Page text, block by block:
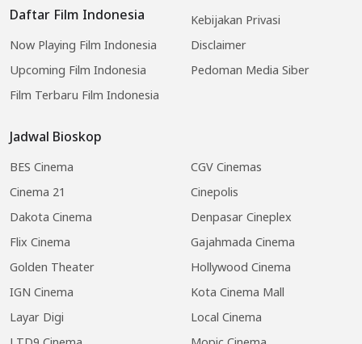
Daftar Film Indonesia
Now Playing Film Indonesia
Upcoming Film Indonesia
Film Terbaru Film Indonesia
Jadwal Bioskop
BES Cinema
CGV Cinemas
Cinema 21
Cinepolis
Dakota Cinema
Denpasar Cineplex
Flix Cinema
Gajahmada Cinema
Golden Theater
Hollywood Cinema
IGN Cinema
Kota Cinema Mall
Layar Digi
Local Cinema
Kebijakan Privasi
Disclaimer
Pedoman Media Siber